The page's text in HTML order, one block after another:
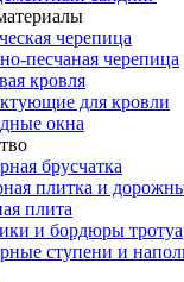
черепица
песчаная черепица
кровля
для кровли
окна
брусчатка
плитка и
плита
и бордюры
ступени и